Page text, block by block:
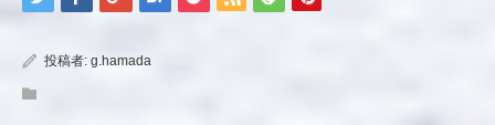
投稿者: g.hamada